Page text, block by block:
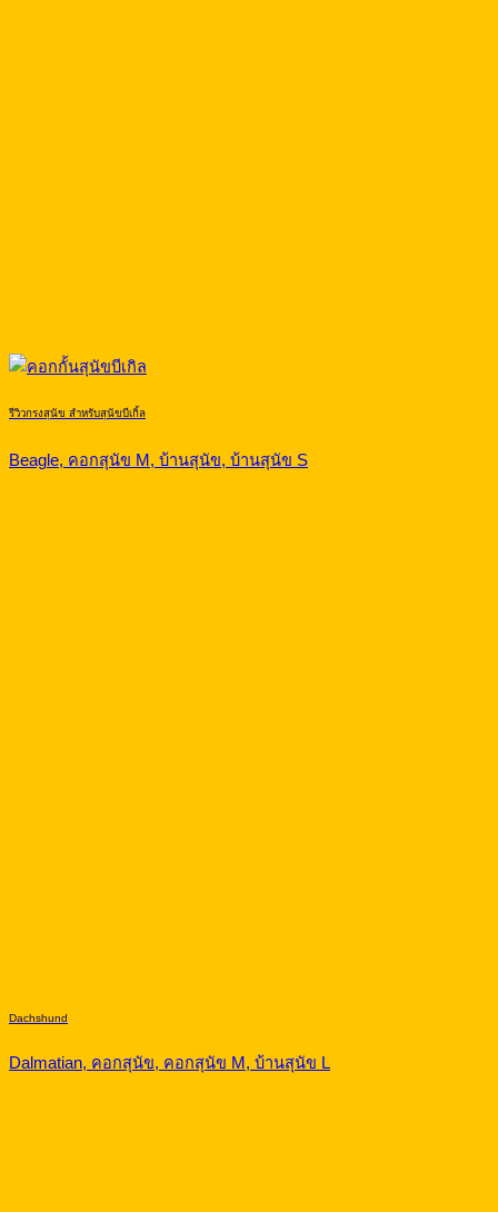
รีวิวกรงสุนัข สำหรับสุนัขบีเกิ้ล
Beagle, คอกสุนัข M, บ้านสุนัข, บ้านสุนัข S
Dachshund
Dalmatian, คอกสุนัข, คอกสุนัข M, บ้านสุนัข L